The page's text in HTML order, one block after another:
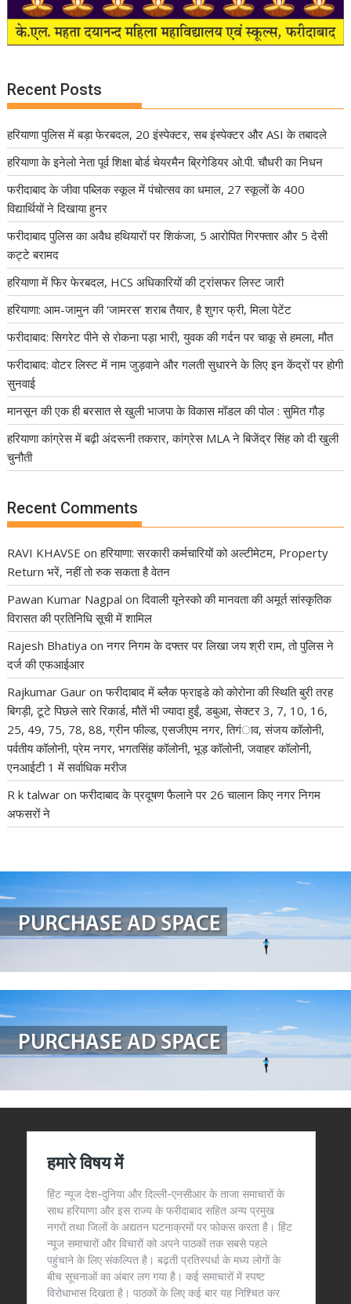
Recent Posts
हरियाणा पुलिस में बड़ा फेरबदल, 20 इंस्पेक्टर, सब इंस्पेक्टर और ASI के तबादले
हरियाणा के इनेलो नेता पूर्व शिक्षा बोर्ड चेयरमैन ब्रिगेडियर ओ.पी. चौधरी का निधन
फरीदाबाद के जीवा पब्लिक स्कूल में पंचोत्सव का धमाल, 27 स्कूलों के 400
विद्यार्थियों ने दिखाया हुनर
फरीदाबाद पुलिस का अवैध हथियारों पर शिकंजा, 5 आरोपित गिरफ्तार और 5 देसी
कट्टे बरामद
हरियाणा में फिर फेरबदल, HCS अधिकारियों की ट्रांसफर लिस्ट जारी
हरियाणा: आम-जामुन की ‘जामरस’ शराब तैयार, है शुगर फ्री, मिला पेटेंट
फरीदाबाद: सिगरेट पीने से रोकना पड़ा भारी, युवक की गर्दन पर चाकू से हमला, मौत
फरीदाबाद: वोटर लिस्ट में नाम जुड़वाने और गलती सुधारने के लिए इन केंद्रों पर होगी
सुनवाई
मानसून की एक ही बरसात से खुली भाजपा के विकास मॉडल की पोल : सुमित गौड़
हरियाणा कांग्रेस में बढ़ी अंदरूनी तकरार, कांग्रेस MLA ने बिजेंद्र सिंह को दी खुली
चुनौती
Recent Comments
RAVI KHAVSE onहरियाणा: सरकारी कर्मचारियों को अल्टीमेटम, Property
Return भरें, नहीं तो रुक सकता है वेतन
Pawan Kumar Nagpal onदिवाली यूनेस्को की मानवता की अमूर्त सांस्कृतिक
विरासत की प्रतिनिधि सूची में शामिल
Rajesh Bhatiya onनगर निगम के दफ्तर पर लिखा जय श्री राम, तो पुलिस ने
दर्ज की एफआईआर
Rajkumar Gaur onफरीदाबाद में ब्लैक फ्राइडे को कोरोना की स्थिति बुरी तरह
बिगड़ी, टूटे पिछले सारे रिकार्ड, मौतें भी ज्यादा हुईं, डबुआ, सेक्टर 3, 7, 10, 16,
25, 49, 75, 78, 88, ग्रीन फील्ड, एसजीएम नगर, तिगंाव, संजय कॉलोनी,
पर्वतीय कॉलोनी, प्रेम नगर, भगतसिंह कॉलोनी, भूड़ कॉलोनी, जवाहर कॉलोनी,
एनआईटी 1 में सर्वाधिक मरीज
R k talwar onफरीदाबाद के प्रदूषण फैलाने पर 26 चालान किए नगर निगम
अफसरों ने